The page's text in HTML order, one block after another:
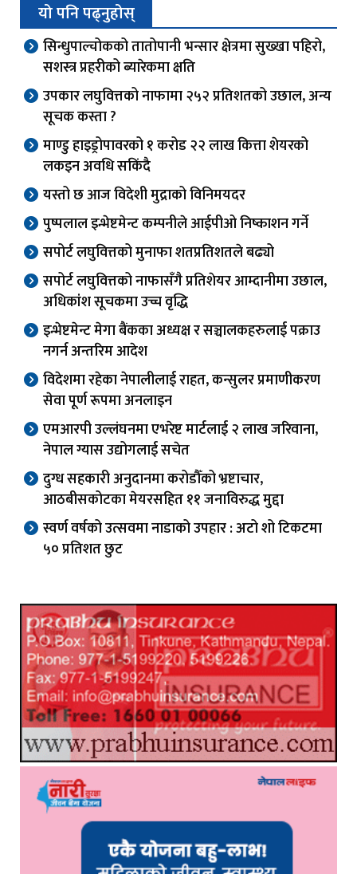
यो पनि पढ्नुहोस्
सिन्धुपाल्चोकको तातोपानी भन्सार क्षेत्रमा सुख्खा पहिरो,
सशस्त्र प्रहरीको ब्यारेकमा क्षति
उपकार लघुवित्तको नाफामा २५२ प्रतिशतको उछाल, अन्य
सूचक कस्ता ?
माण्डु हाइड्रोपावरको १ करोड २२ लाख कित्ता शेयरको
लकइन अवधि सकिंदै
यस्तो छ आज विदेशी मुद्राको विनिमयदर
पुष्पलाल इन्भेष्टमेन्ट कम्पनीले आईपीओ निष्काशन गर्ने
सपोर्ट लघुवित्तको मुनाफा शतप्रतिशतले बढ्यो
सपोर्ट लघुवित्तको नाफासँगै प्रतिशेयर आम्दानीमा उछाल,
अधिकांश सूचकमा उच्च वृद्धि
इन्भेष्टमेन्ट मेगा बैंकका अध्यक्ष र सञ्चालकहरुलाई पक्राउ
नगर्न अन्तरिम आदेश
विदेशमा रहेका नेपालीलाई राहत, कन्सुलर प्रमाणीकरण
सेवा पूर्ण रूपमा अनलाइन
एमआरपी उल्लंघनमा एभरेष्ट मार्टलाई २ लाख जरिवाना,
नेपाल ग्यास उद्योगलाई सचेत
दुग्ध सहकारी अनुदानमा करोडौँको भ्रष्टाचार,
आठबीसकोटका मेयरसहित ११ जनाविरुद्ध मुद्दा
स्वर्ण वर्षको उत्सवमा नाडाको उपहार : अटो शो टिकटमा
५० प्रतिशत छुट